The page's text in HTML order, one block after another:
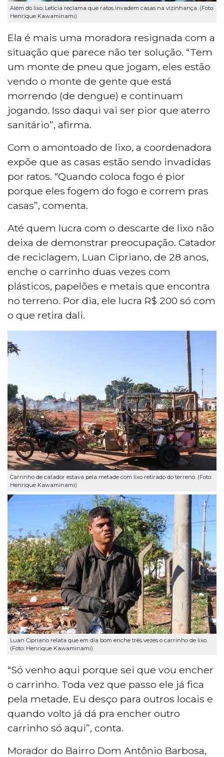
Além do lixo, Letícia reclama que ratos invadem casas na vizinhança. (Foto:
Henrique Kawaminami)
Ela é mais uma moradora resignada com a
situação que parece não ter solução. “Tem
um monte de pneu que jogam, eles estão
vendo o monte de gente que está
morrendo (de dengue) e continuam
jogando. Isso daqui vai ser pior que aterro
sanitário”, afirma.
Com o amontoado de lixo, a coordenadora
expõe que as casas estão sendo invadidas
por ratos. “Quando coloca fogo é pior
porque eles fogem do fogo e correm pras
casas”, comenta.
Até quem lucra com o descarte de lixo não
deixa de demonstrar preocupação. Catador
de reciclagem, Luan Cipriano, de 28 anos,
enche o carrinho duas vezes com
plásticos, papelões e metais que encontra
no terreno. Por dia, ele lucra R$ 200 só com
o que retira dali.
Carrinho de catador estava pela metade com lixo retirado do terreno. (Foto:
Henrique Kawaminami)
Luan Cipriano relata que em dia bom enche três vezes o carrinho de lixo.
(Foto: Henrique Kawaminami)
“Só venho aqui porque sei que vou encher
o carrinho. Toda vez que passo ele já fica
pela metade. Eu desço para outros locais e
quando volto já dá pra encher outro
carrinho só aqui”, conta.
Morador do Bairro Dom Antônio Barbosa,